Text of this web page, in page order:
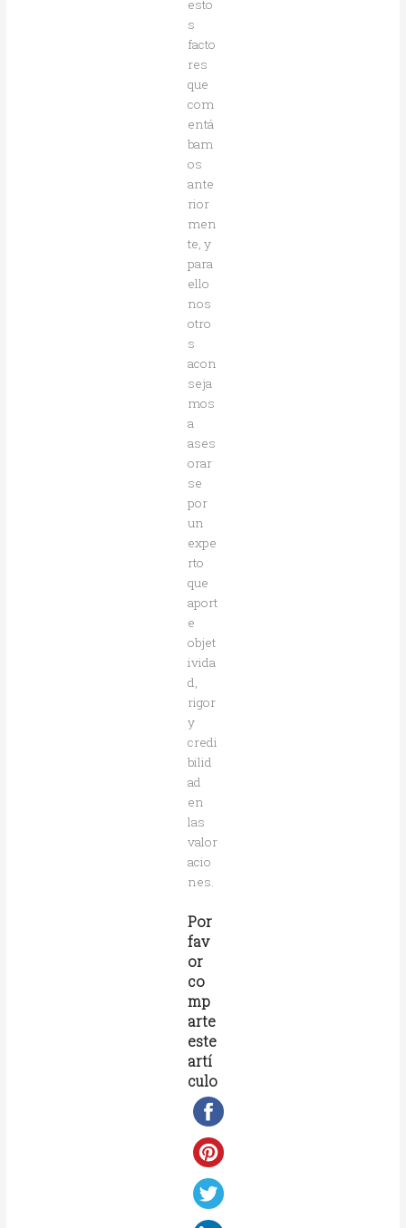
esto
s
facto
res
que
com
entá
bam
os
ante
rior
men
te, y
para
ello
nos
otro
s
acon
seja
mos
a
ases
orar
se
por
un
expe
rto
que
aport
e
objet
ivida
d,
rigor
y
credi
bilid
ad
en
las
valor
acio
nes.
Por
fav
or
co
mp
arte
este
artí
culo